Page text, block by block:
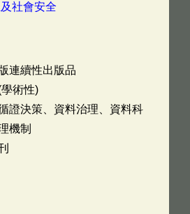
社會安全
連續性出版品
術性)
證決策、資料治理、資料科
機制